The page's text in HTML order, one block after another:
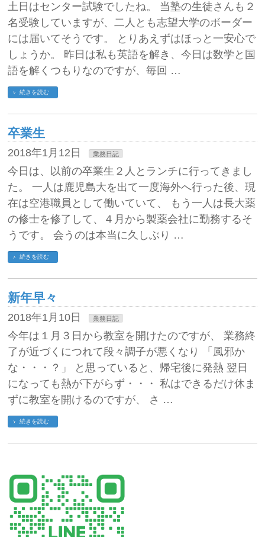
土日はセンター試験でしたね。 当塾の生徒さんも２
名受験していますが、二人とも志望大学のボーダー
には届いてそうです。 とりあえずはほっと一安心で
しょうか。 昨日は私も英語を解き、今日は数学と国
語を解くつもりなのですが、毎回 …
続きを読む
卒業生
2018年1月12日 業務日記
今日は、以前の卒業生２人とランチに行ってきまし
た。 一人は鹿児島大を出て一度海外へ行った後、現
在は空港職員として働いていて、 もう一人は長大薬
の修士を修了して、４月から製薬会社に勤務するそ
うです。 会うのは本当に久しぶり …
続きを読む
新年早々
2018年1月10日 業務日記
今年は１月３日から教室を開けたのですが、 業務終
了が近づくにつれて段々調子が悪くなり 「風邪か
な・・・？」 と思っていると、帰宅後に発熱 翌日
になっても熱が下がらず・・・ 私はできるだけ休ま
ずに教室を開けるのですが、 さ …
続きを読む